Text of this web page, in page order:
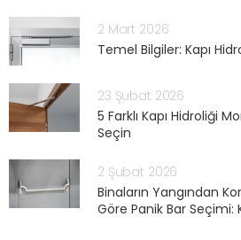
2 Mart 2026
Temel Bilgiler: Kapı
23 Şubat 2026
5 Farklı Kapı Hidroliği
Seçin
2 Şubat 2026
Binaların Yangından
Göre Panik Bar Seçimi: